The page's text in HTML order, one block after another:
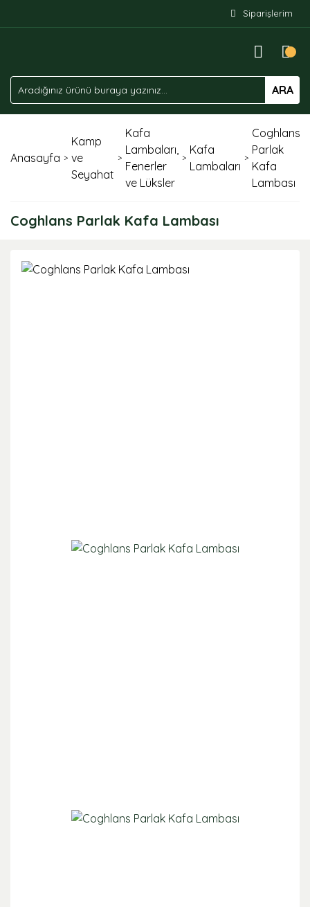
Siparişlerim
ARA
Anasayfa
Kamp
ve
Seyahat
Kafa
Lambaları,
Fenerler
ve Lüksler
Kafa
Lambaları
Coghlans
Parlak
Kafa
Lambası
Coghlans Parlak Kafa Lambası